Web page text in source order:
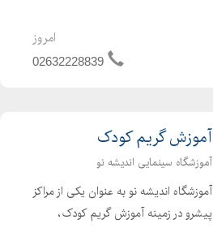
گره خورده است: فن بیان و مهارتهای
ارتباطی. این تنها به معنای خوب حرف
امروز
02632228839
آموزش گریم کودک
آموزشگاه سینمایی اندیشه نو
آموزشگاه اندیشه نو به عنوان یکی از مراکز
پیشرو در زمینه آموزش گریم کودک،